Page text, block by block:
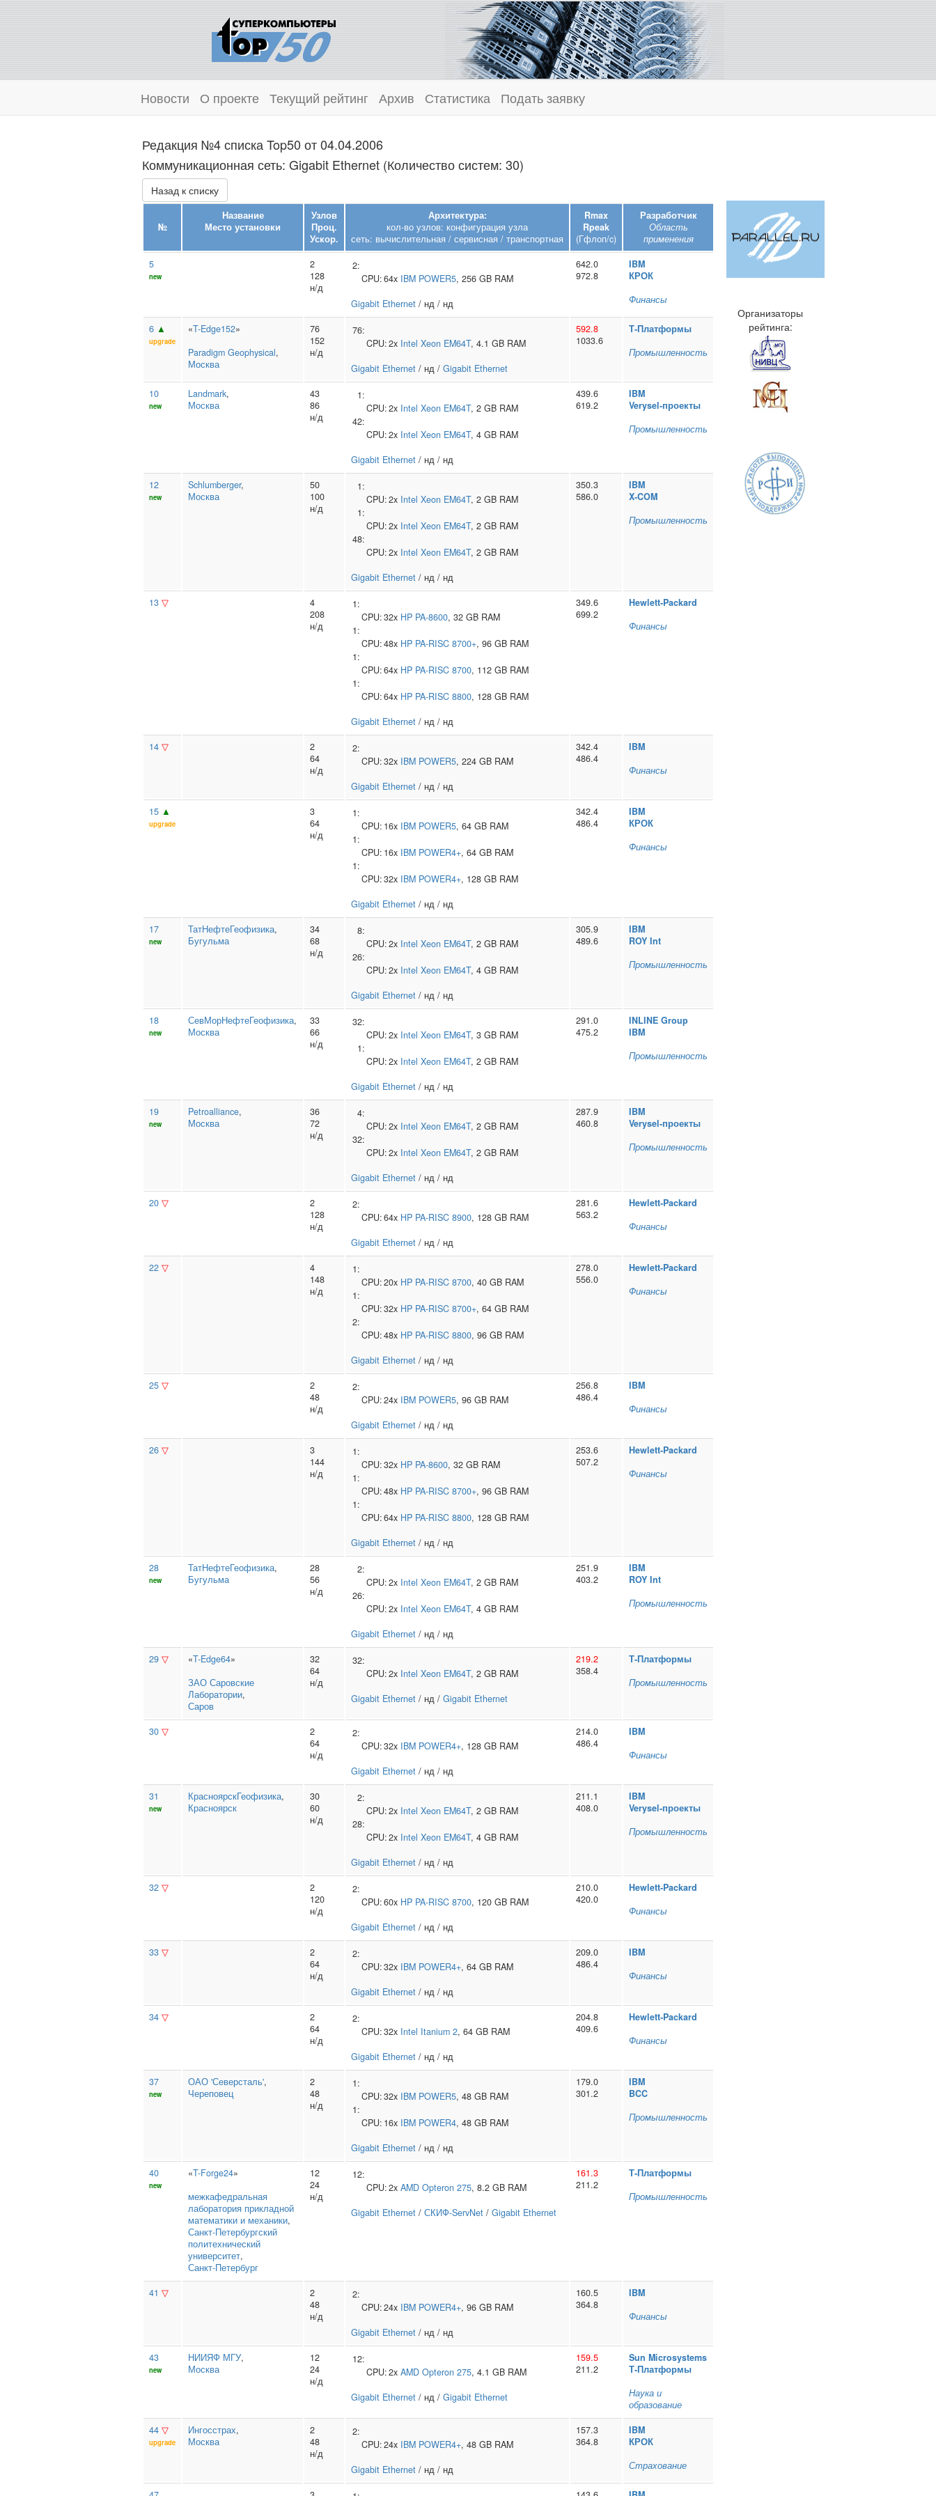
Новости О проекте Текущий рейтинг Архив Статистика Подать заявку
Редакция №4 списка Top50 от 04.04.2006
Коммуникационная сеть: Gigabit Ethernet (Количество систем: 30)
Назад к списку
№
Название
Место установки
Узлов
Проц.
Ускор.
Архитектура:
кол-во узлов: конфигурация узла
сеть: вычислительная / сервисная / транспортная
Rmax
Rpeak
(Гфлоп/c)
Разработчик
Область
применения
5
new
2
128
н/д
2:
CPU:64x IBM POWER5, 256 GB RAM
Gigabit Ethernet / нд / нд
642.0
972.8
IBM
КРОК
Финансы
6 ▲
upgrade
«T-Edge152»
Paradigm Geophysical,
Москва
76
152
н/д
76:
CPU:2x Intel Xeon EM64T, 4.1 GB RAM
Gigabit Ethernet / нд / Gigabit Ethernet
592.8
1033.6
Т‑Платформы
Промышленность
10
new
Landmark,
Москва
43
86
н/д
1:
CPU:2x Intel Xeon EM64T, 2 GB RAM
42:
CPU:2x Intel Xeon EM64T, 4 GB RAM
Gigabit Ethernet / нд / нд
439.6
619.2
IBM
Verysel‑проекты
Промышленность
12
new
Schlumberger,
Москва
50
100
н/д
1:
CPU:2x Intel Xeon EM64T, 2 GB RAM
1:
CPU:2x Intel Xeon EM64T, 2 GB RAM
48:
CPU:2x Intel Xeon EM64T, 2 GB RAM
Gigabit Ethernet / нд / нд
350.3
586.0
IBM
X‑COM
Промышленность
13 ▽
4
208
н/д
1:
CPU:32x HP PA-8600, 32 GB RAM
1:
CPU:48x HP PA-RISC 8700+, 96 GB RAM
1:
CPU:64x HP PA-RISC 8700, 112 GB RAM
1:
CPU:64x HP PA-RISC 8800, 128 GB RAM
Gigabit Ethernet / нд / нд
349.6
699.2
Hewlett‑Packard
Финансы
14 ▽
2
64
н/д
2:
CPU:32x IBM POWER5, 224 GB RAM
Gigabit Ethernet / нд / нд
342.4
486.4
IBM
Финансы
15 ▲
upgrade
3
64
н/д
1:
CPU: 16x IBM POWER5, 64 GB RAM
1:
CPU: 16x IBM POWER4+, 64 GB RAM
1:
CPU:32x IBM POWER4+, 128 GB RAM
Gigabit Ethernet / нд / нд
342.4
486.4
IBM
КРОК
Финансы
17
new
ТатНефтеГеофизика,
Бугульма
34
68
н/д
8:
CPU:2x Intel Xeon EM64T, 2 GB RAM
26:
CPU:2x Intel Xeon EM64T, 4 GB RAM
Gigabit Ethernet / нд / нд
305.9
489.6
IBM
ROY Int
Промышленность
18
new
СевМорНефтеГеофизика,
Москва
33
66
н/д
32:
CPU:2x Intel Xeon EM64T, 3 GB RAM
1:
CPU:2x Intel Xeon EM64T, 2 GB RAM
Gigabit Ethernet / нд / нд
291.0
475.2
INLINE Group
IBM
Промышленность
19
new
Petroalliance,
Москва
36
72
н/д
4:
CPU:2x Intel Xeon EM64T, 2 GB RAM
32:
CPU:2x Intel Xeon EM64T, 2 GB RAM
Gigabit Ethernet / нд / нд
287.9
460.8
IBM
Verysel‑проекты
Промышленность
20 ▽
2
128
н/д
2:
CPU:64x HP PA-RISC 8900, 128 GB RAM
Gigabit Ethernet / нд / нд
281.6
563.2
Hewlett‑Packard
Финансы
22 ▽
4
148
н/д
1:
CPU:20x HP PA-RISC 8700, 40 GB RAM
1:
CPU:32x HP PA-RISC 8700+, 64 GB RAM
2:
CPU:48x HP PA-RISC 8800, 96 GB RAM
Gigabit Ethernet / нд / нд
278.0
556.0
Hewlett‑Packard
Финансы
25 ▽
2
48
н/д
2:
CPU:24x IBM POWER5, 96 GB RAM
Gigabit Ethernet / нд / нд
256.8
486.4
IBM
Финансы
26 ▽
3
144
н/д
1:
CPU:32x HP PA-8600, 32 GB RAM
1:
CPU:48x HP PA-RISC 8700+, 96 GB RAM
1:
CPU:64x HP PA-RISC 8800, 128 GB RAM
Gigabit Ethernet / нд / нд
253.6
507.2
Hewlett‑Packard
Финансы
28
new
ТатНефтеГеофизика,
Бугульма
28
56
н/д
2:
CPU:2x Intel Xeon EM64T, 2 GB RAM
26:
CPU:2x Intel Xeon EM64T, 4 GB RAM
Gigabit Ethernet / нд / нд
251.9
403.2
IBM
ROY Int
Промышленность
29 ▽ «T-Edge64»
ЗАО Саровские
Лаборатории,
Саров
32
64
н/д
32:
CPU:2x Intel Xeon EM64T, 2 GB RAM
Gigabit Ethernet / нд / Gigabit Ethernet
219.2
358.4
Т‑Платформы
Промышленность
30 ▽
2
64
н/д
2:
CPU:32x IBM POWER4+, 128 GB RAM
Gigabit Ethernet / нд / нд
214.0
486.4
IBM
Финансы
31
new
КрасноярскГеофизика,
Красноярск
30
60
н/д
2:
CPU:2x Intel Xeon EM64T, 2 GB RAM
28:
CPU:2x Intel Xeon EM64T, 4 GB RAM
Gigabit Ethernet / нд / нд
211.1
408.0
IBM
Verysel‑проекты
Промышленность
32 ▽
2
120
н/д
2:
CPU:60x HP PA-RISC 8700, 120 GB RAM
Gigabit Ethernet / нд / нд
210.0
420.0
Hewlett‑Packard
Финансы
33 ▽
2
64
н/д
2:
CPU:32x IBM POWER4+, 64 GB RAM
Gigabit Ethernet / нд / нд
209.0
486.4
IBM
Финансы
34 ▽
2
64
н/д
2:
CPU:32x Intel Itanium 2, 64 GB RAM
Gigabit Ethernet / нд / нд
204.8
409.6
Hewlett‑Packard
Финансы
37
new
ОАО 'Северсталь',
Череповец
2
48
н/д
1:
CPU:32x IBM POWER5, 48 GB RAM
1:
CPU: 16x IBM POWER4, 48 GB RAM
Gigabit Ethernet / нд / нд
179.0
301.2
IBM
BCC
Промышленность
40
new
«T-Forge24»
межкафедральная
лаборатория прикладной
математики и механики,
Санкт‑Петербургский
политехнический
университет,
Санкт-Петербург
12
24
н/д
12:
CPU:2x AMD Opteron 275, 8.2 GB RAM
Gigabit Ethernet / СКИФ-ServNet / Gigabit Ethernet
161.3
211.2
Т‑Платформы
Промышленность
41 ▽
2
48
н/д
2:
CPU:24x IBM POWER4+, 96 GB RAM
Gigabit Ethernet / нд / нд
160.5
364.8
IBM
Финансы
43
new
НИИЯФ МГУ,
Москва
12
24
н/д
12:
CPU:2x AMD Opteron 275, 4.1 GB RAM
Gigabit Ethernet / нд / Gigabit Ethernet
159.5
211.2
Sun Microsystems
Т‑Платформы
Наука и
образование
44 ▽
upgrade
Ингосстрах,
Москва
2
48
н/д
2:
CPU:24x IBM POWER4+, 48 GB RAM
Gigabit Ethernet / нд / нд
157.3
364.8
IBM
КРОК
Страхование
Организаторы
рейтинга: